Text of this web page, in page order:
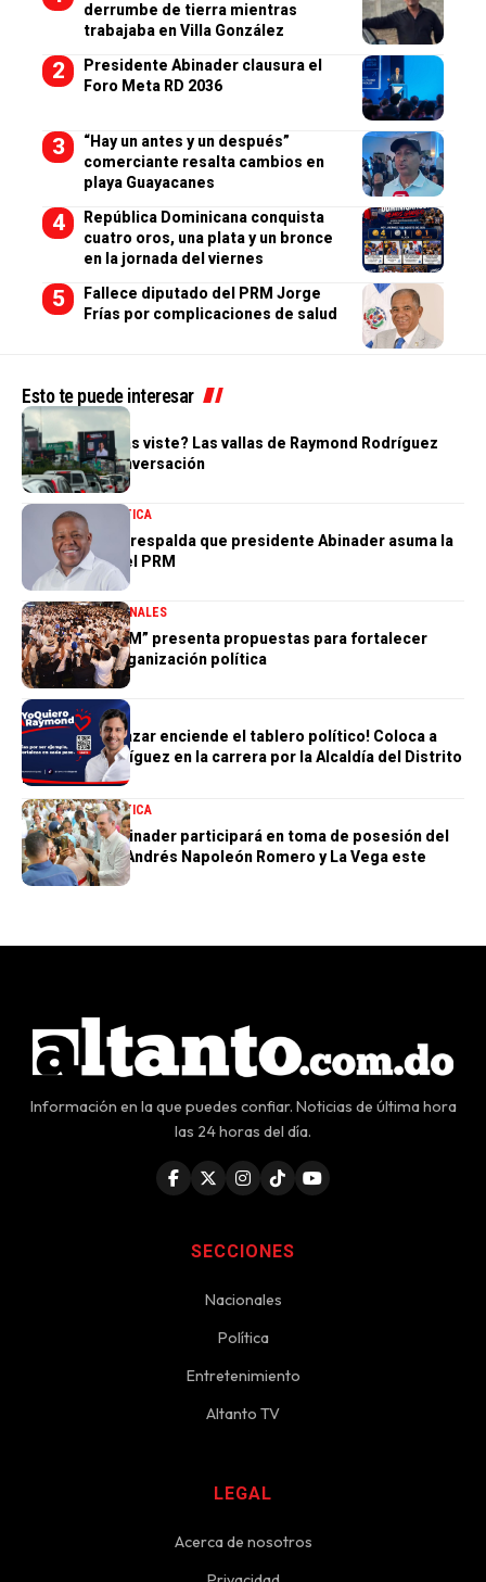
derrumbe de tierra mientras
trabajaba en Villa González
Presidente Abinader clausura el
Foro Meta RD 2036
“Hay un antes y un después”
comerciante resalta cambios en
playa Guayacanes
República Dominicana conquista
cuatro oros, una plata y un bronce
en la jornada del viernes
Fallece diputado del PRM Jorge
Frías por complicaciones de salud
Esto te puede interesar
POLÍTICA
¿Tú también las viste? Las vallas de Raymond Rodríguez
dominan la conversación
NACIONALES POLÍTICA
Adán Peguero respalda que presidente Abinader asuma la
presidencia del PRM
DESTACADANACIONALES
“Hablemos PRM” presenta propuestas para fortalecer
futuro de la organización política
POLÍTICA
Humberto Salazar enciende el tablero político! Coloca a
Raymond Rodríguez en la carrera por la Alcaldía del Distrito
Nacional
NACIONALESPOLÍTICA
Presidente Abinader participará en toma de posesión del
nuevo obispo Andrés Napoleón Romero y La Vega este
sábado
Información en la que puedes confiar. Noticias de última hora
las 24 horas del día.
SECCIONES
Nacionales
Política
Entretenimiento
Altanto TV
LEGAL
Acerca de nosotros